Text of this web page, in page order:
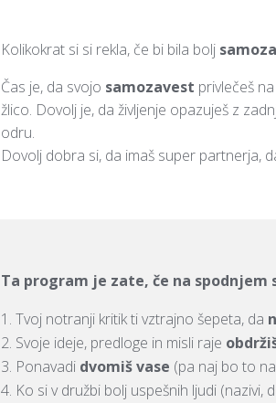
Kolikokrat si si rekla, če bi bila bolj
Čas je, da svojo samozavest privlečeš
žlico. Dovolj je, da življenje opazuješ z
odru.
Dovolj dobra si, da imaš super partnerja,
Ta program je zate, če na spodnjem
Tvoj notranji kritik ti vztrajno šepeta, da
Svoje ideje, predloge in misli raje
Ponavadi dvomiš vase (pa naj bo to
Ko si v družbi bolj uspešnih ljudi (nazivi,